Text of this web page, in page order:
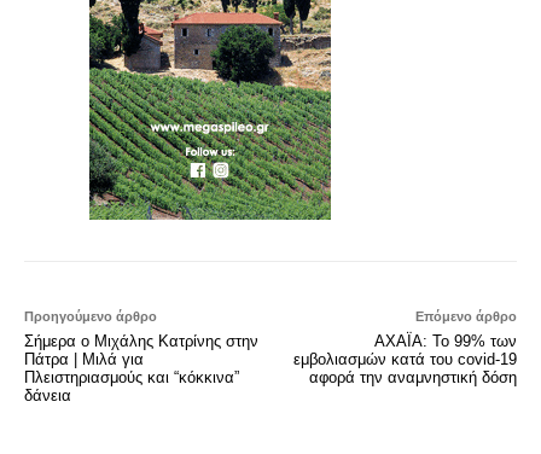
Προηγούμενο άρθρο
Σήμερα ο Μιχάλης Κατρίνης στην
Πάτρα | Μιλά για
Πλειστηριασμούς και “κόκκινα”
δάνεια
Επόμενο άρθρο
ΑΧΑΪΑ: Το 99% των
εμβολιασμών κατά του covid-19
αφορά την αναμνηστική δόση